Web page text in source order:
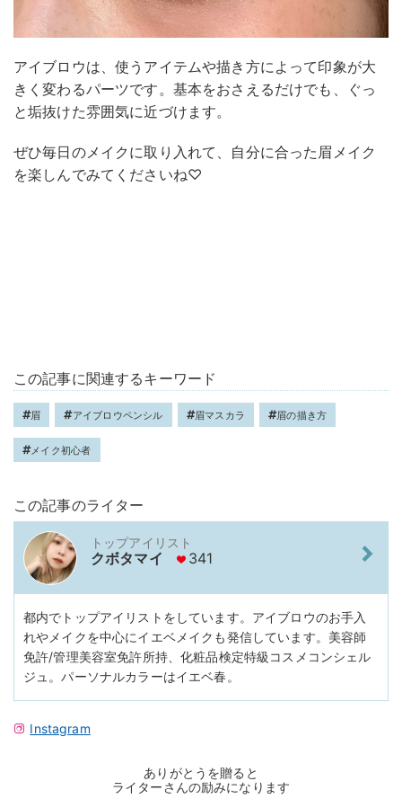
アイブロウは、使うアイテムや描き方によって印象が大
きく変わるパーツです。基本をおさえるだけでも、ぐっ
と垢抜けた雰囲気に近づけます。
ぜひ毎日のメイクに取り入れて、自分に合った眉メイク
を楽しんでみてくださいね♡
この記事に関連するキーワード
眉 アイブロウペンシル 眉マスカラ 眉の描き方
メイク初心者
この記事のライター
トップアイリスト
クボタマイ 341
都内でトップアイリストをしています。アイブロウのお手入
れやメイクを中心にイエベメイクも発信しています。美容師
免許/管理美容室免許所持、化粧品検定特級コスメコンシェル
ジュ。パーソナルカラーはイエベ春。
Instagram
ありがとうを贈ると
ライターさんの励みになります